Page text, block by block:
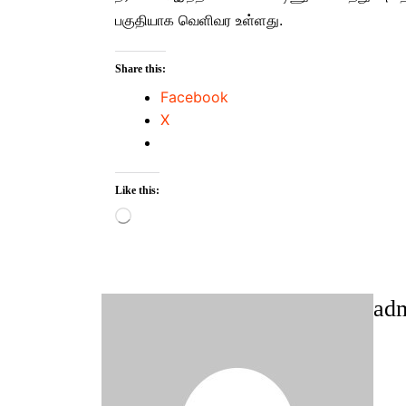
பகுதியாக வெளிவர உள்ளது.
Share this:
Facebook
X
Like this:
Loading…